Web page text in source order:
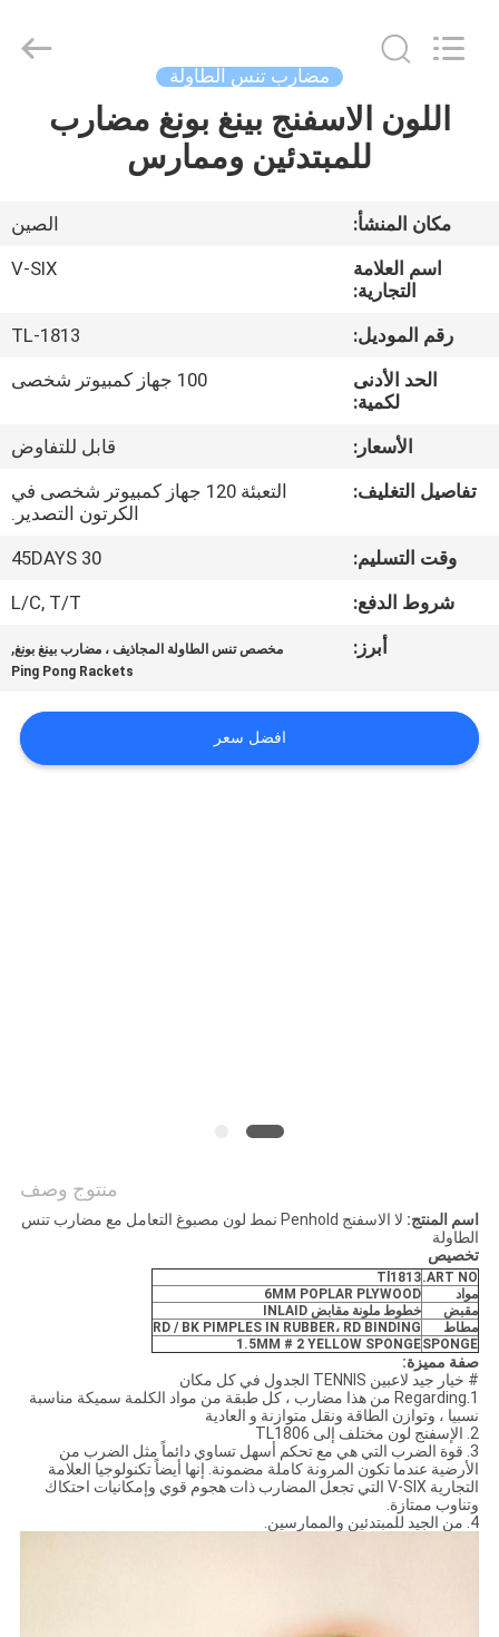
المنزل
حولنا
جولة
مراقبة
اتصل
اقتباس
Dunya
مضارب تنس الطاولة
اللون الاسفنج بينغ بونغ مضارب
للمبتدئين وممارس
مكان المنشأ:
الصين
اسم العلامة
التجارية:
V-SIX
رقم الموديل:
TL-1813
الحد الأدنى
لكمية:
100 جهاز كمبيوتر شخصى
الأسعار:
قابل للتفاوض
تفاصيل التغليف:
التعبئة 120 جهاز كمبيوتر شخصى في
الكرتون التصدير.
وقت التسليم:
30 45DAYS
شروط الدفع:
L/C, T/T
أبرز:
مخصص تنس الطاولة المجاذيف ، مضارب بينغ بونغ,
Ping Pong Rackets
افضل سعر
منتوج وصف
اسم المنتج:
لا الاسفنج Penhold نمط لون مصبوغ التعامل مع مضارب تنس
الطاولة
تخصيص
ART NO.
Tl1813
مواد
6MM POPLAR PLYWOOD
مقبض
خطوط ملونة مقابض INLAID
مطاط
RD / BK PIMPLES IN RUBBER، RD BINDING
SPONGE
1.5MM # 2 YELLOW SPONGE
صفة مميزة:
# خيار جيد لاعبين TENNIS الجدول في كل مكان
1.Regarding من هذا مضارب ، كل طبقة من مواد الكلمة سميكة مناسبة
نسبيا ، وتوازن الطاقة ونقل متوازنة و العادية
2. الإسفنج لون مختلف إلى TL1806
3. قوة الضرب التي هي مع تحكم أسهل تساوي دائماً مثل الضرب من
الأرضية عندما تكون المرونة كاملة مضمونة. إنها أيضاً تكنولوجيا العلامة
التجارية V-SIX التي تجعل المضارب ذات هجوم قوي وإمكانيات احتكاك
وتناوب ممتازة.
4. من الجيد للمبتدئين والممارسين.